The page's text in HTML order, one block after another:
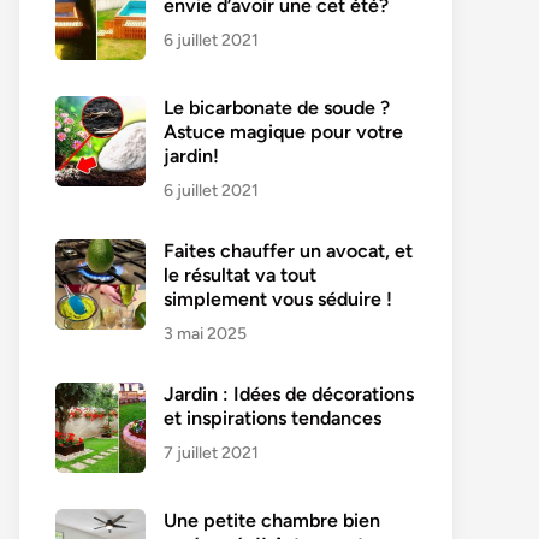
envie d’avoir une cet été?
6 juillet 2021
Le bicarbonate de soude ?
Astuce magique pour votre
jardin!
6 juillet 2021
Faites chauffer un avocat, et
le résultat va tout
simplement vous séduire !
3 mai 2025
Jardin : Idées de décorations
et inspirations tendances
7 juillet 2021
Une petite chambre bien